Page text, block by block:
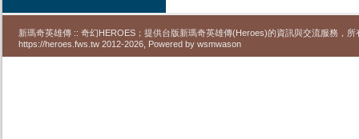
新瑪奇英雄傳 :: 奇幻HEROES；提供台版新瑪奇英雄傳(Heroes)的資訊與交流服務，
https://heroes.fws.tw 2012-2026, Powered by wsmwason